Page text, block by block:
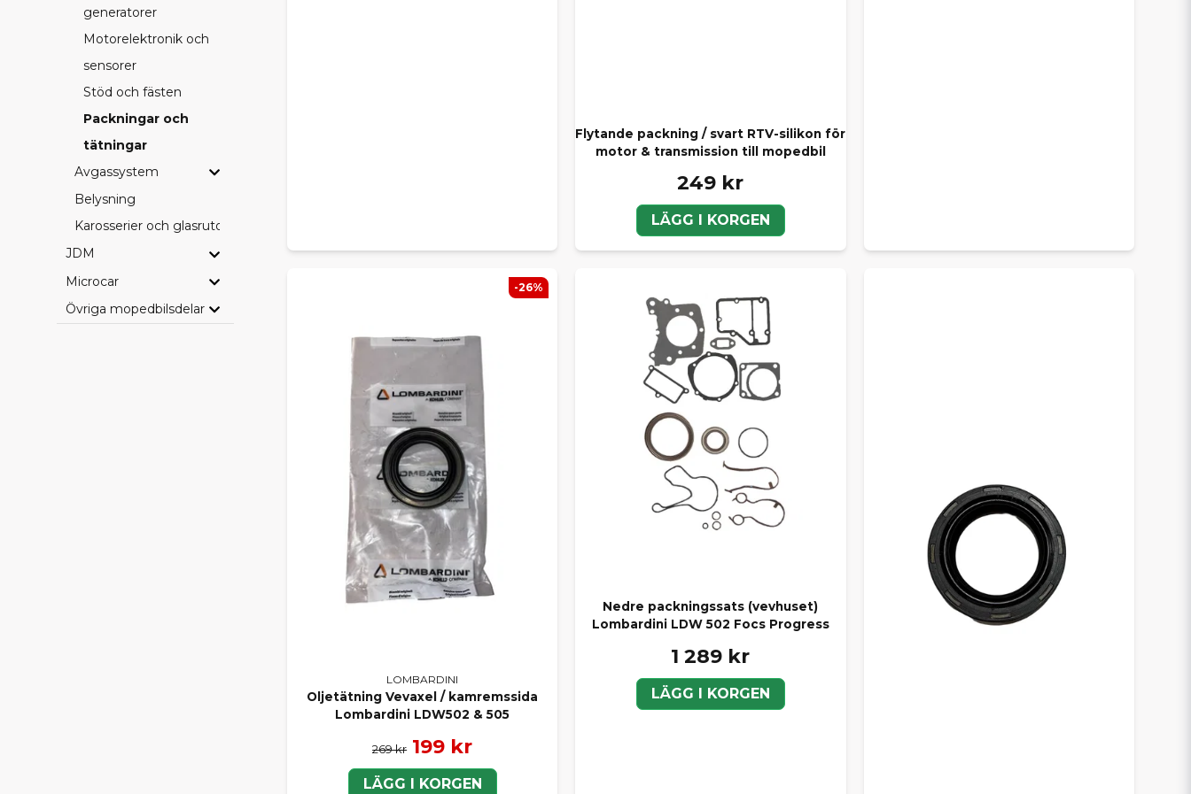
generatorer
Motorelektronik och
sensorer
Stöd och fästen
Packningar och
tätningar
Avgassystem
Belysning
Karosserier och glasrutor
JDM
Microcar
Övriga mopedbilsdelar
Flytande packning / svart RTV-silikon för
motor & transmission till mopedbil
249 kr
LÄGG I KORGEN
LOMBARDINI
Oljetätning Vevaxel / kamremssida
Lombardini LDW502 & 505
269 kr 199 kr
LÄGG I KORGEN
-26%
Nedre packningssats (vevhuset)
Lombardini LDW 502 Focs Progress
1 289 kr
LÄGG I KORGEN